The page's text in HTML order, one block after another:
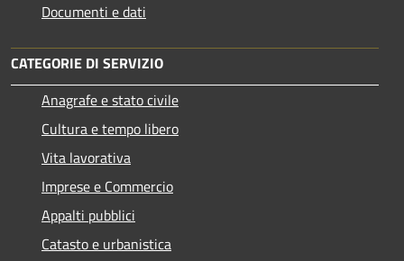
Documenti e dati
CATEGORIE DI SERVIZIO
Anagrafe e stato civile
Cultura e tempo libero
Vita lavorativa
Imprese e Commercio
Appalti pubblici
Catasto e urbanistica